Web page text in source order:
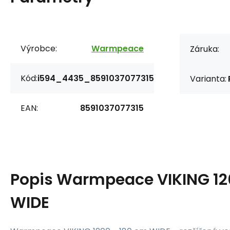
Výrobce: Warmpeace
Kód:i594_4435_8591037077315
EAN: 8591037077315
Záruka:
Varianta:
PopisWarmpeace VIKING
WIDE